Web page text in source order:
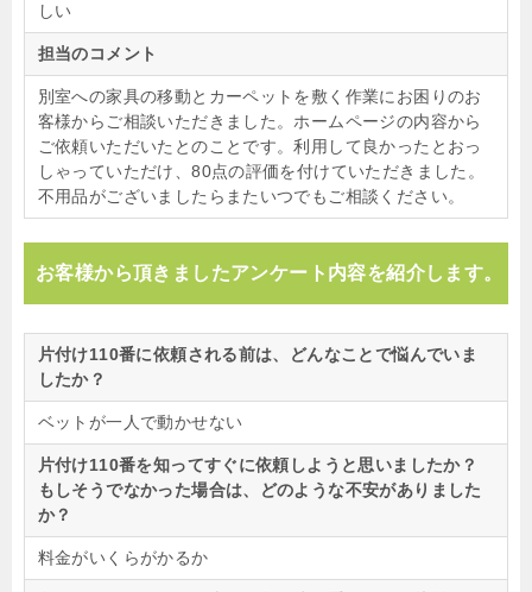
しい
担当のコメント
別室への家具の移動とカーペットを敷く作業にお困りのお
客様からご相談いただきました。ホームページの内容から
ご依頼いただいたとのことです。利用して良かったとおっ
しゃっていただけ、80点の評価を付けていただきました。
不用品がございましたらまたいつでもご相談ください。
お客様から頂きましたアンケート内容を紹介します。
片付け110番に依頼される前は、どんなことで悩んでいま
したか？
ベットが一人で動かせない
片付け110番を知ってすぐに依頼しようと思いましたか？
もしそうでなかった場合は、どのような不安がありました
か？
料金がいくらがかるか